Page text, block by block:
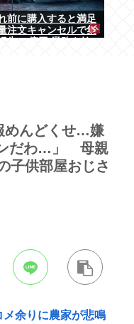
前に購入すると満足
注文キャンセルで集
めんどくせ…嫌
ンだわ…」 母親
子供部屋おじさ
メ余りに農家が悲鳴